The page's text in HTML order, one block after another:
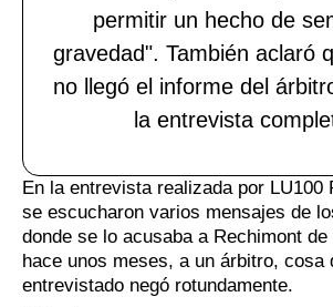
permitir un hecho de
gravedad". También aclaró
no llegó el informe del
la entrevista
En la entrevista realizada por LU100
se escucharon varios mensajes de
donde se lo acusaba a Rechimont
hace unos meses, a un árbitro, cosa
entrevistado negó rotundamente.